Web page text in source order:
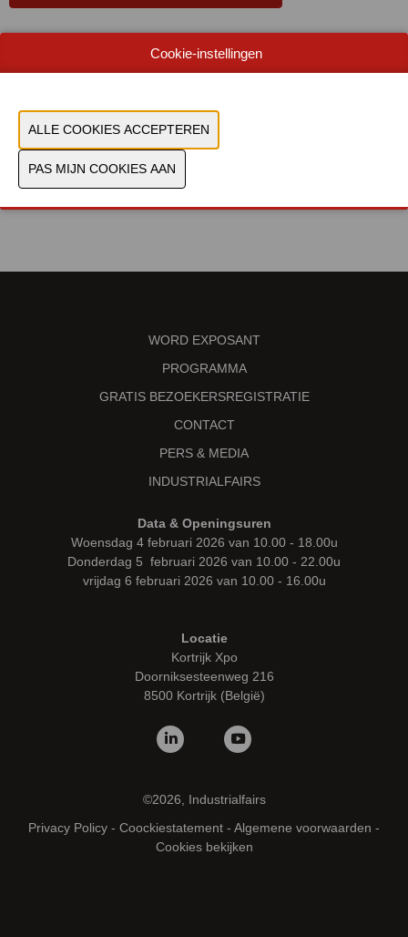
VORIGE VOLGENDE
WORD EXPOSANT
PROGRAMMA
GRATIS BEZOEKERSREGISTRATIE
CONTACT
PERS & MEDIA
INDUSTRIALFAIRS
Data & Openingsuren
Woensdag 4 februari 2026 van 10.00 - 18.00u
Donderdag 5 februari 2026 van 10.00 - 22.00u
vrijdag 6 februari 2026 van 10.00 - 16.00u
Locatie
Kortrijk Xpo
Doorniksesteenweg 216
8500 Kortrijk (België)
©2026, Industrialfairs
Privacy Policy - Coockiestatement - Algemene voorwaarden -
Cookies bekijken
Cookie-instellingen